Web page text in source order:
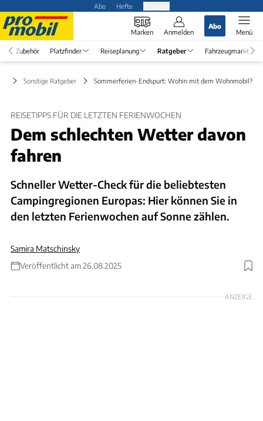
Abo Hefte
Marken Anmelden
Abo
Menü
Zubehör Platzfinder Reiseplanung Ratgeber Fahrzeugmarkt
Sonstige Ratgeber Sommerferien-Endspurt: Wohin mit dem Wohnmobil?
REISETIPPS FÜR DIE LETZTEN FERIENWOCHEN
Dem schlechten Wetter davon
fahren
Schneller Wetter-Check für die beliebtesten
Campingregionen Europas: Hier können Sie in
den letzten Ferienwochen auf Sonne zählen.
Samira Matschinsky
Veröffentlicht am 26.08.2025
Foto: cookelma und Dougal Waters via GettyImages
ANZEIGE